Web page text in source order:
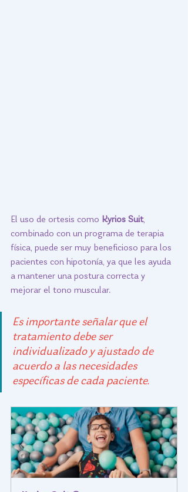
El uso de ortesis como Kyrios Suit,
combinado con un programa de terapia
física, puede ser muy beneficioso para los
pacientes con hipotonía, ya que les ayuda
a mantener una postura correcta y
mejorar el tono muscular.
Es importante señalar que el
tratamiento debe ser
individualizado y ajustado de
acuerdo a las necesidades
específicas de cada paciente.